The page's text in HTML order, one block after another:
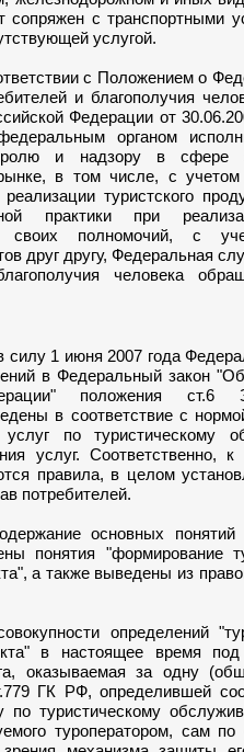
сопряжен с транспортными
услугой.
с Положением о
и благополучия
Федерации от
органом
и надзору в сфере
в том числе, с
туристского
практики при
своих полномочий, с
друг другу, Федеральная
человека
1 июня 2007 года
в Федеральный закон
положения ст.6
в соответствие с
услуг по туристическому
услуг. Соответственно,
правила, в целом
потребителей.
основных понятий
понятия "формирование
а также выведены из
определений
в настоящее время
оказываемая за одну
ГК РФ, определившей
по туристическому
туроператором, сам